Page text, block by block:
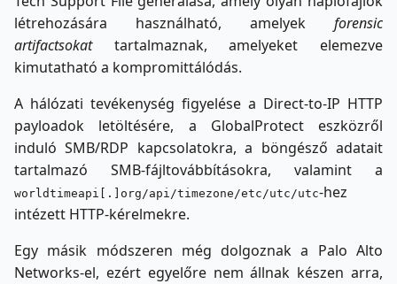
létrehozására használható, amelyek forensic
artifactsokattartalmaznak, amelyeket elemezve
kimutatható a kompromittálódás.
A hálózati tevékenység figyelése a Direct-to-IP HTTP
payloadok letöltésére, a GlobalProtect eszközről
induló SMB/RDP kapcsolatokra, a böngésző adatait
tartalmazó SMB-fájltovábbításokra, valamint a
worldtimeapi[.]org/api/timezone/etc/utc/utc-hez
intézett HTTP-kérelmekre.
Egy másik módszeren még dolgoznak a Palo Alto
Networks-el, ezért egyelőre nem állnak készen arra,